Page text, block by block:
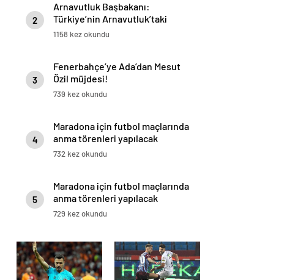
2
Arnavutluk Başbakanı:
Türkiye’nin Arnavutluk’taki
yatırım potansiyeli daha yüksek
1158 kez okundu
3
Fenerbahçe’ye Ada’dan Mesut
Özil müjdesi!
739 kez okundu
4
Maradona için futbol maçlarında
anma törenleri yapılacak
732 kez okundu
5
Maradona için futbol maçlarında
anma törenleri yapılacak
729 kez okundu